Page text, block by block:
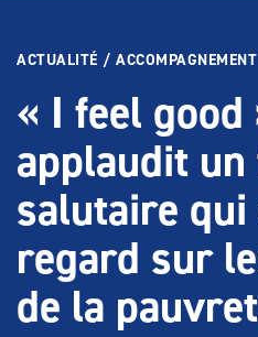
ACTUALITÉ / ACCOMPAGNEMENT
« I feel good
applaudit
salutaire qui
regard sur
de la